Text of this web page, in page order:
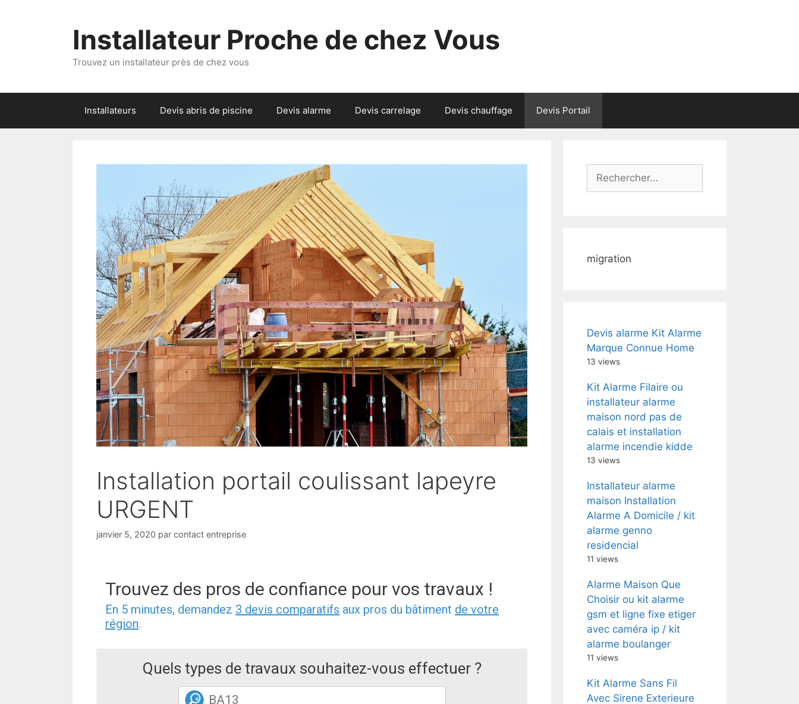
Installateur Proche de chez Vous
Trouvez un installateur près de chez vous
Installateurs Devis abris de piscine Devis alarme Devis carrelage Devis chauffage Devis Portail
Installation portail coulissant lapeyre
URGENT
janvier 5, 2020 par contact entreprise
Trouvez des pros de confiance pour vos travaux !
En 5 minutes, demandez 3 devis comparatifs aux pros du bâtiment de votre
région.
Quels types de travaux souhaitez-vous effectuer ?
Rechercher :
migration
Devis alarme Kit Alarme
Marque Connue Home
13 views
Kit Alarme Filaire ou
installateur alarme
maison nord pas de
calais et installation
alarme incendie kidde
13 views
Installateur alarme
maison Installation
Alarme A Domicile / kit
alarme genno
residencial
11 views
Alarme Maison Que
Choisir ou kit alarme
gsm et ligne fixe etiger
avec caméra ip / kit
alarme boulanger
11 views
Kit Alarme Sans Fil
Avec Sirene Exterieure